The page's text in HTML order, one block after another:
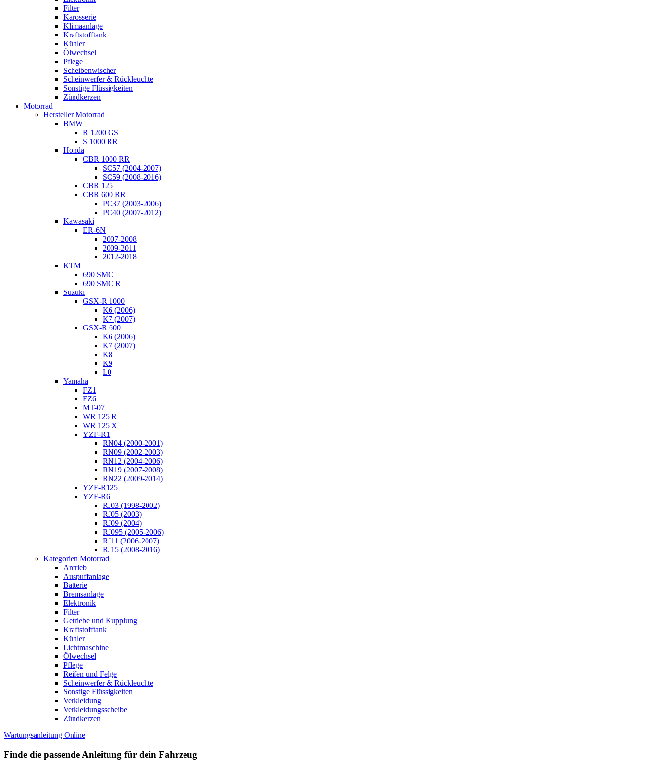
Filter
Karosserie
Klimaanlage
Kraftstofftank
Kühler
Ölwechsel
Pflege
Scheibenwischer
Scheinwerfer & Rückleuchte
Sonstige Flüssigkeiten
Zündkerzen
Motorrad
Hersteller Motorrad
BMW
R 1200 GS
S 1000 RR
Honda
CBR 1000 RR
SC57 (2004-2007)
SC59 (2008-2016)
CBR 125
CBR 600 RR
PC37 (2003-2006)
PC40 (2007-2012)
Kawasaki
ER-6N
2007-2008
2009-2011
2012-2018
KTM
690 SMC
690 SMC R
Suzuki
GSX-R 1000
K6 (2006)
K7 (2007)
GSX-R 600
K6 (2006)
K7 (2007)
K8
K9
L0
Yamaha
FZ1
FZ6
MT-07
WR 125 R
WR 125 X
YZF-R1
RN04 (2000-2001)
RN09 (2002-2003)
RN12 (2004-2006)
RN19 (2007-2008)
RN22 (2009-2014)
YZF-R125
YZF-R6
RJ03 (1998-2002)
RJ05 (2003)
RJ09 (2004)
RJ095 (2005-2006)
RJ11 (2006-2007)
RJ15 (2008-2016)
Kategorien Motorrad
Antrieb
Auspuffanlage
Batterie
Bremsanlage
Elektronik
Filter
Getriebe und Kupplung
Kraftstofftank
Kühler
Lichtmaschine
Ölwechsel
Pflege
Reifen und Felge
Scheinwerfer & Rückleuchte
Sonstige Flüssigkeiten
Verkleidung
Verkleidungsscheibe
Zündkerzen
Wartungsanleitung Online
Finde die passende Anleitung für dein Fahrzeug